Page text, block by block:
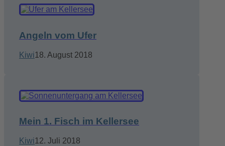
Angeln vom Ufer
Kiwi18. August 2018
Mein 1. Fisch im Kellersee
Kiwi12. Juli 2018